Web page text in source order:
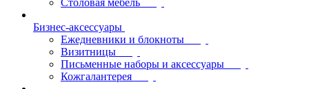
Столовая мебель
Бизнес-аксессуары
Ежедневники и блокноты
Визитницы
Письменные наборы и аксессуары
Кожгалантерея